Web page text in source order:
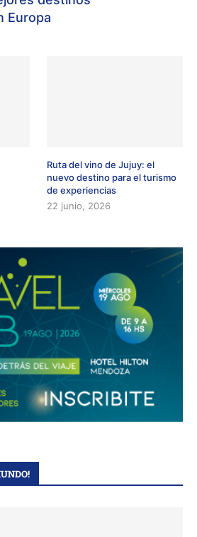
Europa
Ruta del vino de Jujuy: el
nuevo destino para el turismo
de experiencias
22 junio, 2026